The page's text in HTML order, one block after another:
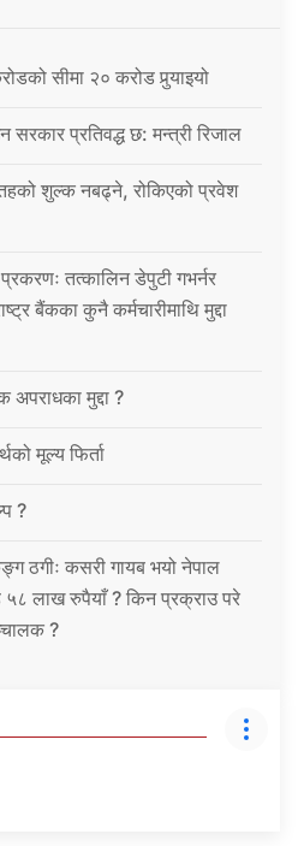
सीमा २० करोड पुर्‍याइयो
सरकार प्रतिवद्ध छ: मन्त्री रिजाल
शुल्क नबढ्ने, रोकिएको प्रवेश
तत्कालिन डेपुटी गभर्नर
बैंकका कुनै कर्मचारीमाथि मुद्दा
मुद्दा ?
मूल्य फिर्ता
?
ठगीः कसरी गायब भयो नेपाल
लाख रुपैयाँ ? किन प्रक्राउ परे
?